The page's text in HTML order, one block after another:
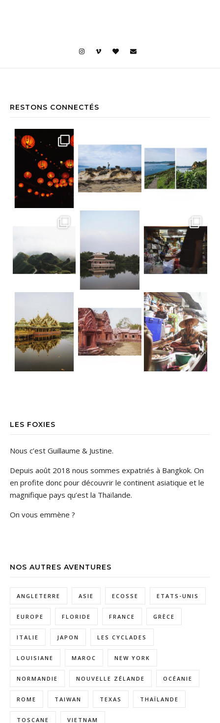
RESTONS CONNECTÉS
LES FOXIES
Nous c’est Guillaume & Justine.
Depuis août 2018 nous sommes expatriés à Bangkok. On
en profite donc pour découvrir le continent asiatique et le
magnifique pays qu’est la Thaïlande.
On vous emmène ?
NOS AUTRES AVENTURES
ANGLETERRE ASIE ECOSSE ETATS-UNIS
EUROPE FLORIDE FRANCE GRÈCE
ITALIE JAPON LES CYCLADES
LOUISIANE MAROC NEW YORK
NORMANDIE NOUVELLE ZÉLANDE OCÉANIE
ROME TAIWAN TEXAS THAÏLANDE
TOSCANE VIETNAM